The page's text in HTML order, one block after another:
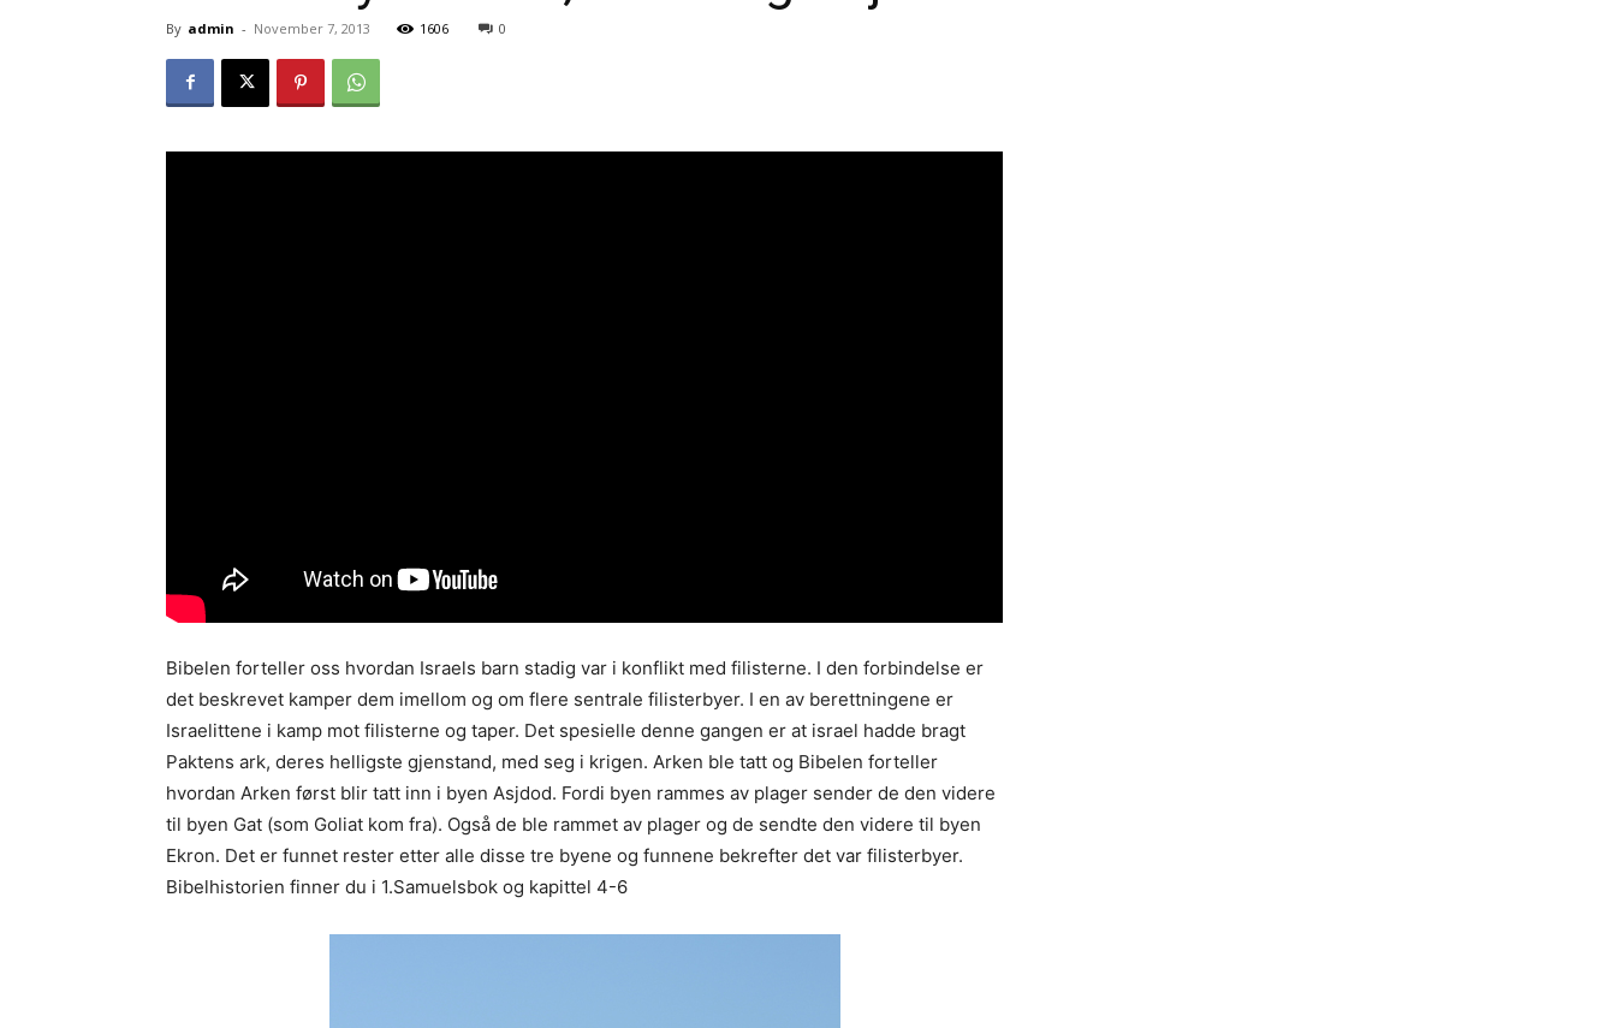
By admin - November 7, 2013 1606 0
Bibelen forteller oss hvordan Israels barn stadig var i konflikt med filisterne. I den forbindelse er
det beskrevet kamper dem imellom og om flere sentrale filisterbyer. I en av berettningene er
Israelittene i kamp mot filisterne og taper. Det spesielle denne gangen er at israel hadde bragt
Paktens ark, deres helligste gjenstand, med seg i krigen. Arken ble tatt og Bibelen forteller
hvordan Arken først blir tatt inn i byen Asjdod. Fordi byen rammes av plager sender de den videre
til byen Gat (som Goliat kom fra). Også de ble rammet av plager og de sendte den videre til byen
Ekron. Det er funnet rester etter alle disse tre byene og funnene bekrefter det var filisterbyer.
Bibelhistorien finner du i 1.Samuelsbok og kapittel 4-6